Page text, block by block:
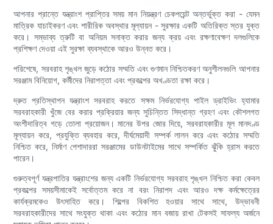
আপনার প্রান্তে যন্ত্রাংশ প্রাপ্তির সময় মান নিয়ন্ত্রণ চেকপয়েন্ট অন্তর্ভুক্ত করা - যেমন
মাত্রিক যাচাইকরণ এবং শারীরিক অবস্থার মূল্যায়ন - সুরক্ষার একটি অতিরিক্ত স্তর যুক্ত
করে। সম্ভাব্য ত্রুটি বা অনিয়ম সনাক্ত করার জন্য ক্রয় এবং রক্ষণাবেক্ষণ দলগুলিকে
প্রশিক্ষণ দেওয়া এই সুরক্ষা ব্যবস্থাকে আরও উন্নত করে।
পরিশেষে, সরবরাহ শৃঙ্খল জুড়ে কঠোর সম্মতি এবং গুণমান নিশ্চিতকরণ অনুশীলনগুলি আপনার
সরঞ্জাম বিনিয়োগ, কর্মীদের নিরাপত্তা এবং প্রকল্পের অখণ্ডতা রক্ষা করে।
দ্রুত প্রতিস্থাপন যন্ত্রাংশ সরবরাহ করতে সক্ষম নির্ভরযোগ্য পাইল ড্রাইভিং হ্যামার
সরবরাহকারী খুঁজে বের করার প্রক্রিয়ার জন্য সুচিন্তিত সিদ্ধান্ত গ্রহণ এবং কৌশলগত
অংশীদারিত্ব গড়ে তোলা প্রয়োজন। মানের উপর জোর দিয়ে, সরবরাহকারীর মূল মানদণ্ড
মূল্যায়ন করে, প্রযুক্তি ব্যবহার করে, দীর্ঘমেয়াদী সম্পর্ক লালন করে এবং কঠোর সম্মতি
নিশ্চিত করে, নির্মাণ পেশাদাররা সরঞ্জামের ডাউনটাইমের সাথে সম্পর্কিত ঝুঁকি হ্রাস করতে
পারেন।
গুরুত্বপূর্ণ যন্ত্রপাতির যন্ত্রাংশের জন্য একটি নির্ভরযোগ্য সরবরাহ শৃঙ্খল নিশ্চিত করা কেবল
প্রকল্পের সময়সীমাকেই সর্বোত্তম করে না বরং নিরাপদ এবং আরও দক্ষ কর্মক্ষেত্রের
কার্যক্রমকেও উৎসাহিত করে। শিল্পের বিকশিত হওয়ার সাথে সাথে, উদ্ভাবনী
সরবরাহকারীদের সাথে সংযুক্ত থাকা এবং কঠোর মান বজায় রাখা টেকসই সাফল্য অর্জনে